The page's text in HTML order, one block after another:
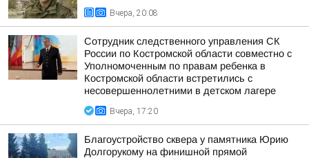
Вчера, 20:08
Сотрудник следственного управления СК
России по Костромской области совместно с
Уполномоченным по правам ребенка в
Костромской области встретились с
несовершеннолетними в детском лагере
Вчера, 17:20
Благоустройство сквера у памятника Юрию
Долгорукому на финишной прямой